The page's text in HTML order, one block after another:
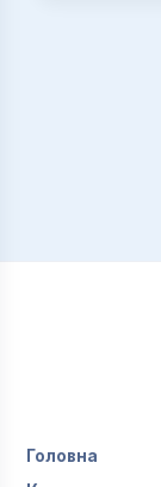
Головна